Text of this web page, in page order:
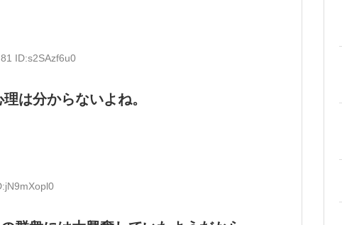
ID:s2SAzf6u0
は分からないよね。